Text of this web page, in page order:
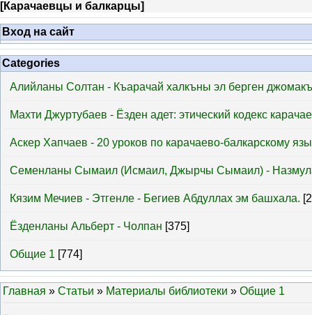
[Карачаевцы и балкарцы]
Вход на сайт
Categories
Алийланы Солтан - Къарачай халкъны эл берген
Махти Джуртубаев - Ёзден адет: этический кодекс
Аскер Хапчаев - 20 уроков по карачаево-балкарскому
Семенланы Сымаил (Исмаил, Джырчы Сымаил) -
Кязим Мечиев - Этгенле - Бегиев Абдуллах эм башхала.
Ёзденланы Альберт - Чолпан [375]
Общие 1 [774]
Главная » Статьи » Материалы библиотеки » Общие 1